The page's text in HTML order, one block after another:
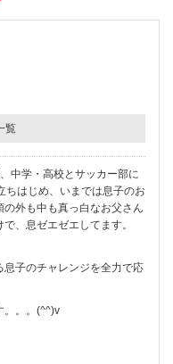
覧
中学・高校とサッカー部に
ちはじめ、いまでは息子のお
外も中も真っ白なお父さん
、息ゼエゼエしてます。
子のチャレンジを全力で応
。。。(^^)v